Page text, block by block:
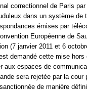
correctionnel de Paris
dans un système de
émises par
Européenne de
(7 janvier 2011 et 6
demandé cette mise hors
aux espaces de
sera rejetée par la cour
de manière